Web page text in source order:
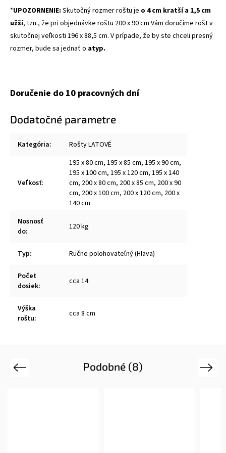
*UPOZORNENIE: Skutočný rozmer roštu je o 4 cm kratší a 1,5 cm
užší, tzn., že pri objednávke roštu 200 x 90 cm Vám doručíme rošt v
skutočnej veľkosti 196 x 88,5 cm. V prípade, že by ste chceli presný
rozmer, bude sa jednať o atyp.
Doručenie do 10 pracovných dní
Dodatočné parametre
Kategória: Rošty LATOVÉ
Veľkosť:
195 x 80 cm, 195 x 85 cm, 195 x 90 cm,
195 x 100 cm, 195 x 120 cm, 195 x 140
cm, 200 x 80 cm, 200 x 85 cm, 200 x 90
cm, 200 x 100 cm, 200 x 120 cm, 200 x
140 cm
Nosnosť
do: 120 kg
Typ: Ručne polohovateľný (Hlava)
Počet
dosiek: cca 14
Výška
roštu: cca 8 cm
Podobné (8)
Previous Next